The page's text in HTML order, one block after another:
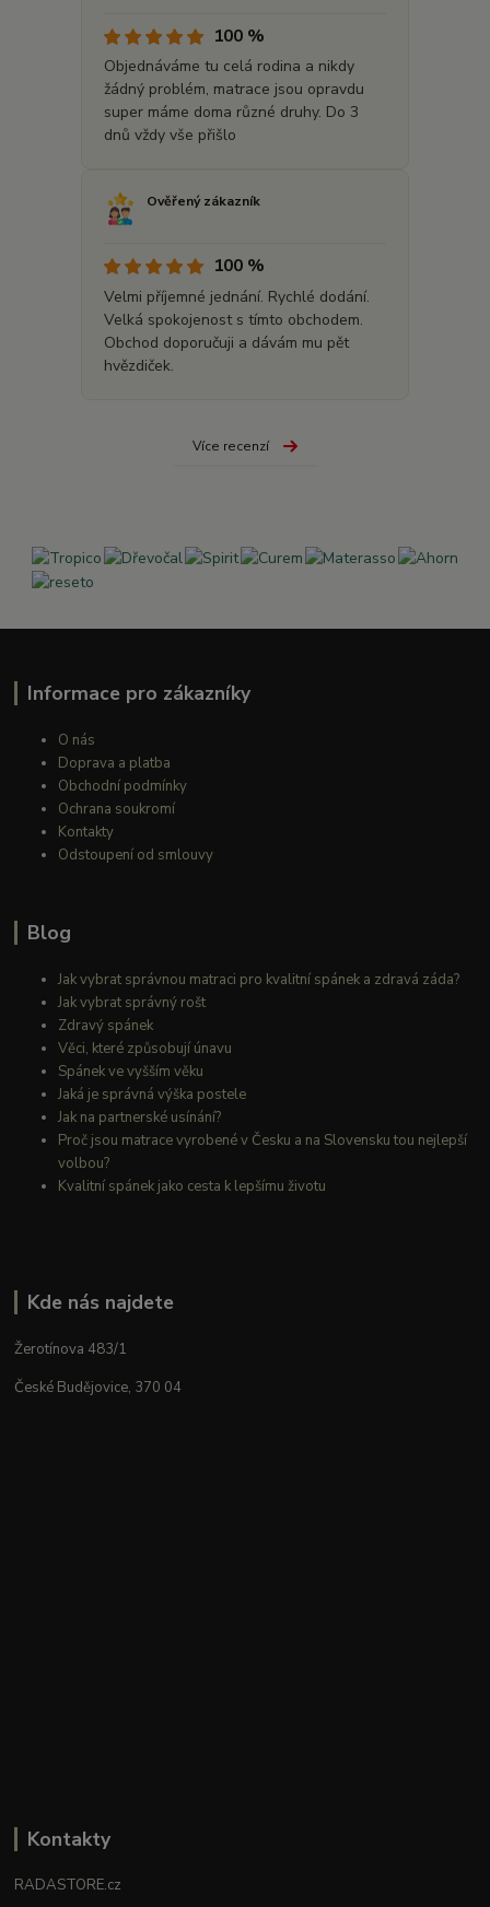
100 %
Objednáváme tu celá rodina a nikdy
žádný problém, matrace jsou opravdu
super máme doma různé druhy. Do 3
dnů vždy vše přišlo
Ověřený zákazník
100 %
Velmi příjemné jednání. Rychlé dodání.
Velká spokojenost s tímto obchodem.
Obchod doporučuji a dávám mu pět
hvězdiček.
Více recenzí
Informace pro zákazníky
O nás
Doprava a platba
Obchodní podmínky
Ochrana soukromí
Kontakty
Odstoupení od smlouvy
Blog
Jak vybrat správnou matraci pro kvalitní spánek a zdravá záda?
Jak vybrat správný rošt
Zdravý spánek
Věci, které způsobují únavu
Spánek ve vyšším věku
Jaká je správná výška postele
Jak na partnerské usínání?
Proč jsou matrace vyrobené v Česku a na Slovensku tou nejlepší
volbou?
Kvalitní spánek jako cesta k lepšímu životu
Kde nás najdete
Žerotínova 483/1
České Budějovice, 370 04
Kontakty
RADASTORE.cz